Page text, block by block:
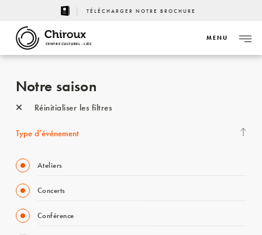
TÉLÉCHARGER NOTRE BROCHURE
CENTRE CULTUREL - LIÈGE
MENU
Notre saison
Réinitialiser les filtres
Type d’événement
Ateliers
Concerts
Conférence